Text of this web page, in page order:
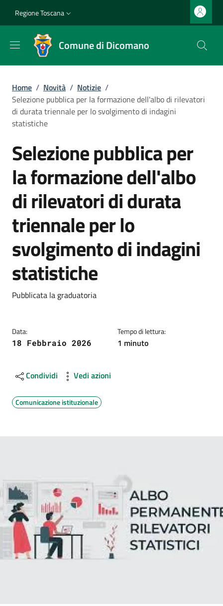
Slim top
Regione Toscana
Comune di Dicomano
Briciole di pane
Home / Novità / Notizie /
Selezione pubblica per la formazione dell'albo di rilevatori
di durata triennale per lo svolgimento di indagini
statistiche
Selezione pubblica per
la formazione dell'albo
di rilevatori di durata
triennale per lo
svolgimento di indagini
statistiche
Dettagli
Descrizione breve
Pubblicata la graduatoria
Data:
18 Febbraio 2026
Tempo di lettura:
1 minuto
Condividi Vedi azioni
Comunicazione istituzionale